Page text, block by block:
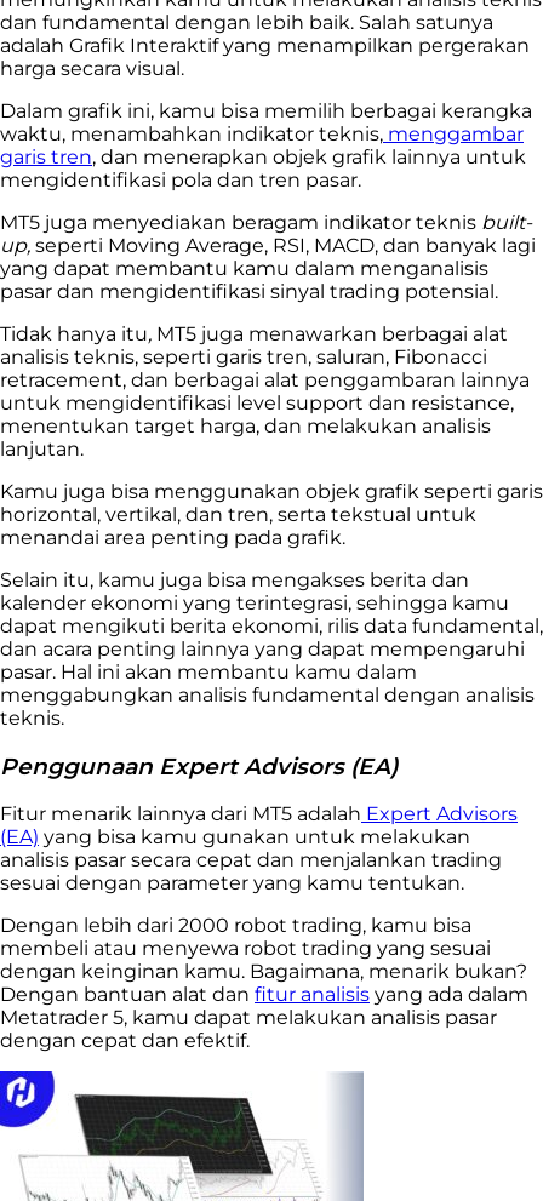
dan fundamental dengan lebih baik. Salah satunya
adalah Grafik Interaktif yang menampilkan pergerakan
harga secara visual.
Dalam grafik ini, kamu bisa memilih berbagai kerangka
waktu, menambahkan indikator teknis, menggambar
garis tren, dan menerapkan objek grafik lainnya untuk
mengidentifikasi pola dan tren pasar.
MT5 juga menyediakan beragam indikator teknis built-
up, seperti Moving Average, RSI, MACD, dan banyak lagi
yang dapat membantu kamu dalam menganalisis
pasar dan mengidentifikasi sinyal trading potensial.
Tidak hanya itu, MT5 juga menawarkan berbagai alat
analisis teknis, seperti garis tren, saluran, Fibonacci
retracement, dan berbagai alat penggambaran lainnya
untuk mengidentifikasi level support dan resistance,
menentukan target harga, dan melakukan analisis
lanjutan.
Kamu juga bisa menggunakan objek grafik seperti garis
horizontal, vertikal, dan tren, serta tekstual untuk
menandai area penting pada grafik.
Selain itu, kamu juga bisa mengakses berita dan
kalender ekonomi yang terintegrasi, sehingga kamu
dapat mengikuti berita ekonomi, rilis data fundamental,
dan acara penting lainnya yang dapat mempengaruhi
pasar. Hal ini akan membantu kamu dalam
menggabungkan analisis fundamental dengan analisis
teknis.
Penggunaan Expert Advisors (EA)
Fitur menarik lainnya dari MT5 adalah Expert Advisors
(EA) yang bisa kamu gunakan untuk melakukan
analisis pasar secara cepat dan menjalankan trading
sesuai dengan parameter yang kamu tentukan.
Dengan lebih dari 2000 robot trading, kamu bisa
membeli atau menyewa robot trading yang sesuai
dengan keinginan kamu. Bagaimana, menarik bukan?
Dengan bantuan alat dan fitur analisis yang ada dalam
Metatrader 5, kamu dapat melakukan analisis pasar
dengan cepat dan efektif.